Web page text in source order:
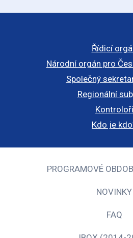
Řídicí
Národní orgán pro
Společný
Regionální
Kontroloři
Kdo je
PROGRAMOVÉ
NOVINKY
FAQ